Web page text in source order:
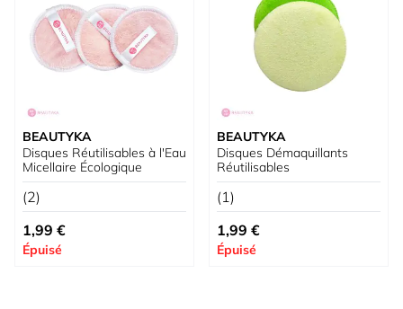
BEAUTYKA
Disques Réutilisables à l'Eau
Micellaire Écologique
(2)
1,99 €
Épuisé
BEAUTYKA
Disques Démaquillants
Réutilisables
(1)
1,99 €
Épuisé